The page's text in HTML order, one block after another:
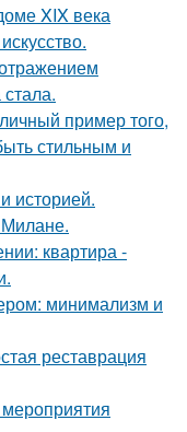
XIX века
пример того,
стильным и
историей.
квартира -
минимализм и
реставрация